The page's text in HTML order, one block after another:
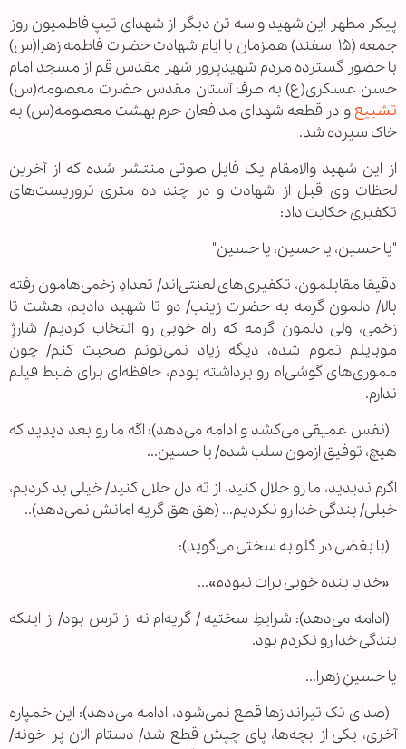
پیکر مطهر این شهید و سه تن دیگر از شهدای تیپ فاطمیون روز
جمعه (۱۵ اسفند) همزمان با ایام شهادت حضرت فاطمه زهرا(س)
با حضور گسترده مردم شهیدپرور شهر مقدس قم از مسجد امام
حسن عسکری(ع) به طرف آستان مقدس حضرت معصومه(س)
تشییع و در قطعه شهدای مدافعان حرم بهشت معصومه(س) به
خاک سپرده شد.
از این شهید والامقام یک فایل صوتی منتشر شده که از آخرین
لحظات وی قبل از شهادت و در چند ده متری تروریست‌های
تکفیری حکایت داد:
"یا حسین، یا حسین، یا حسین"
دقیقا مقابلمون، تکفیری‌های لعنتی‌اند/ تعدادِ زخمی‌هامون رفته
بالا/ دلمون گرمه به حضرت زینب/ دو تا شهید دادیم، هشت تا
زخمی، ولی دلمون گرمه که راه خوبی رو انتخاب کردیم/ شارژِ
موبایلم تموم شده، دیگه زیاد نمی‌تونم صحبت کنم/ چون
مموری‌های گوشی‌ام رو برداشته بودم، حافظه‌ای برای ضبط فیلم
ندارم.
(نفس عمیقی می‌کشد و ادامه می‌دهد): اگه ما رو بعد دیدید که
هیچ، توفیق ازمون سلب شده/ یا حسین...
اگرم ندیدید، ما رو حلال کنید، از ته دل حلال کنید/ خیلی بد کردیم،
خیلی/ بندگی خدا رو نکردیم... (هق هق گریه امانش نمی‌دهد)..
(با بغضی در گلو به سختی می‌گوید):
«خدایا بنده خوبی برات نبودم»...
(ادامه می‌دهد): شرایطِ سختیه / گریه‌ام نه از ترس بود/ از اینکه
بندگی خدا رو نکردم بود.
یا حسینِ زهرا...
(صدای تک تیرانداز‌ها قطع نمی‌شود، ادامه می‌دهد): این خمپاره
آخری، یکی از بچه‌ها، پای چپش قطع شد/ دستام الان پر خونه/